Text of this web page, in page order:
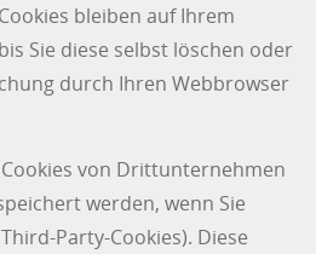
bleiben auf Ihrem
Sie diese selbst löschen oder
durch Ihren Webbrowser
von Drittunternehmen
werden, wenn Sie
Party-Cookies). Diese